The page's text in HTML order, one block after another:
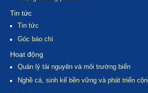
Tin tức
Tin tức
Góc báo chí
Hoạt động
Quản lý tài nguyên và môi trường biển
Nghề cá, sinh kế bền vững và phát triển